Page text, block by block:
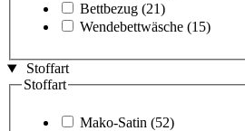
Bettbezug (21)
Wendebettwäsche (15)
Stoffart
Stoffart
Mako-Satin (52)